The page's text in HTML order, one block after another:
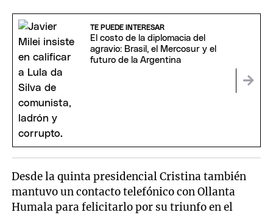
TE PUEDE INTERESAR
El costo de la diplomacia del
agravio: Brasil, el Mercosur y el
futuro de la Argentina
Desde la quinta presidencial Cristina también
mantuvo un contacto telefónico con Ollanta
Humala para felicitarlo por su triunfo en el